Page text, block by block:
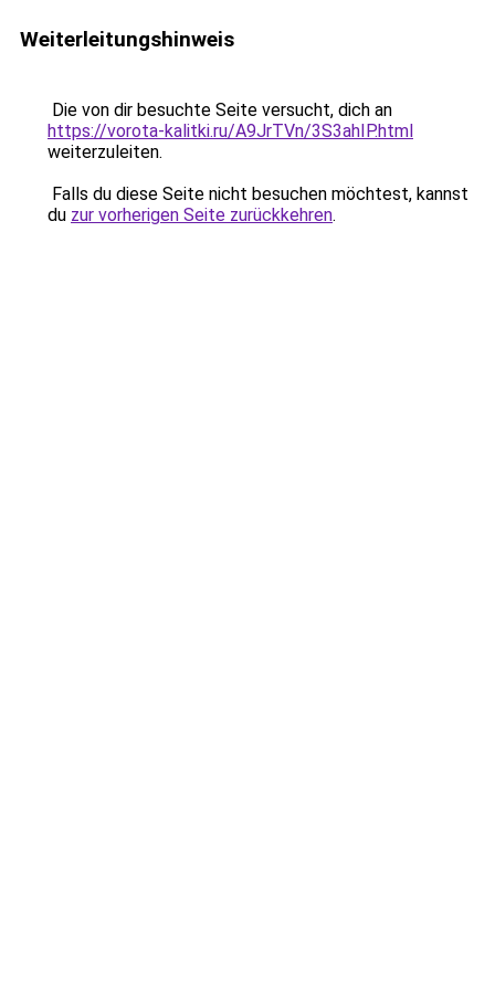
Weiterleitungshinweis
Die von dir besuchte Seite versucht, dich an
https://vorota-kalitki.ru/A9JrTVn/3S3ahIP.html
weiterzuleiten.
Falls du diese Seite nicht besuchen möchtest, kannst
du zur vorherigen Seite zurückkehren.